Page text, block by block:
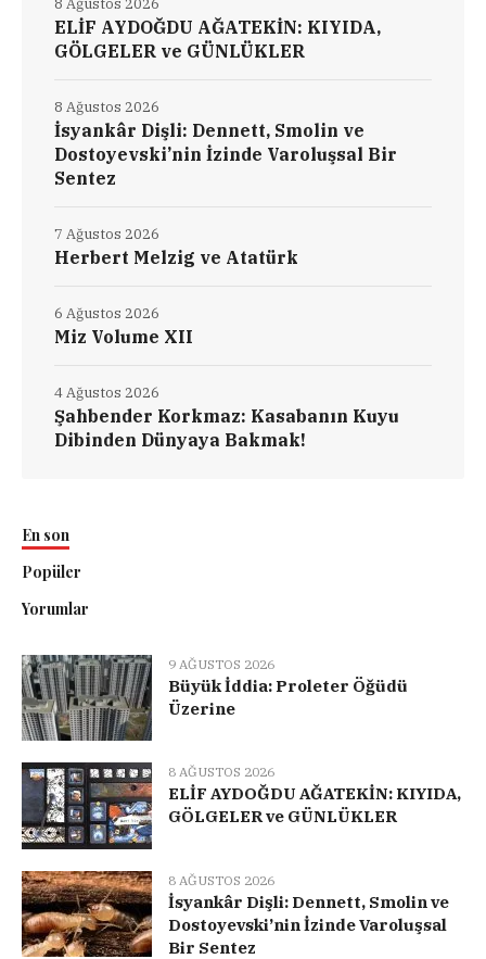
ELİF AYDOĞDU AĞATEKİN: KIYIDA,
GÖLGELER ve GÜNLÜKLER
8 Ağustos 2026
İsyankâr Dişli: Dennett, Smolin ve
Dostoyevski’nin İzinde Varoluşsal Bir
Sentez
8 Ağustos 2026
Herbert Melzig ve Atatürk
7 Ağustos 2026
Miz Volume XII
6 Ağustos 2026
Şahbender Korkmaz: Kasabanın Kuyu
Dibinden Dünyaya Bakmak!
4 Ağustos 2026
En son
Popüler
Yorumlar
9 AĞUSTOS 2026
Büyük İddia: Proleter Öğüdü
Üzerine
8 AĞUSTOS 2026
ELİF AYDOĞDU AĞATEKİN: KIYIDA,
GÖLGELER ve GÜNLÜKLER
8 AĞUSTOS 2026
İsyankâr Dişli: Dennett, Smolin ve
Dostoyevski’nin İzinde Varoluşsal
Bir Sentez